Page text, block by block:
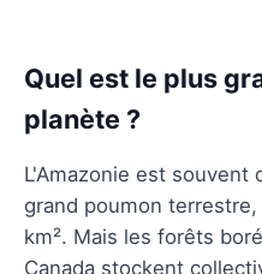
Quel est le plus
planète ?
L'Amazonie est souvent
grand poumon
km². Mais les forêts
Canada stockent